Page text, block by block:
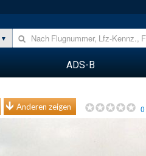
ADS-B
Anderen zeigen 0